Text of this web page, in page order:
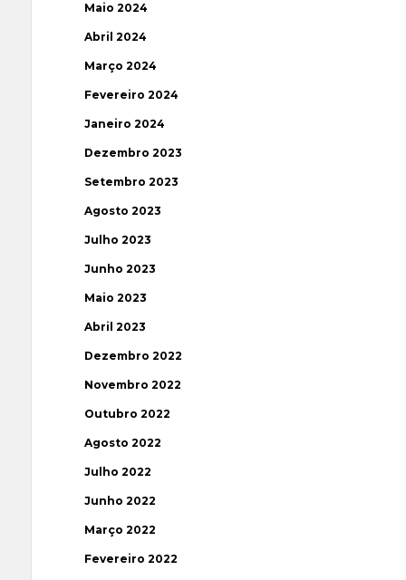
Maio 2024
Abril 2024
Março 2024
Fevereiro 2024
Janeiro 2024
Dezembro 2023
Setembro 2023
Agosto 2023
Julho 2023
Junho 2023
Maio 2023
Abril 2023
Dezembro 2022
Novembro 2022
Outubro 2022
Agosto 2022
Julho 2022
Junho 2022
Março 2022
Fevereiro 2022